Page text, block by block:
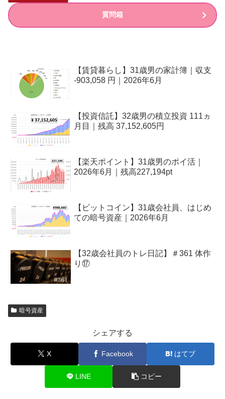
質問箱
【賃貸暮らし】31歳男の家計簿｜収支
-903,058 円｜2026年6月
【投資信託】32歳男の積立投資 111ヵ
月目｜残高 37,152,605円
【楽天ポイント】31歳男のポイ活｜
2026年6月｜残高227,194pt
【ビットコイン】31歳会社員、はじめ
ての暗号資産｜2026年6月
【32歳会社員のトレ日記】＃361 体作
り⑰
暗号資産
シェアする
X Facebook はてブ
LINE コピー